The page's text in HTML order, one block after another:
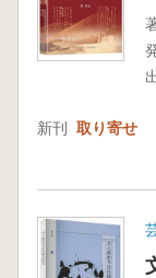
新刊 取り寄せ